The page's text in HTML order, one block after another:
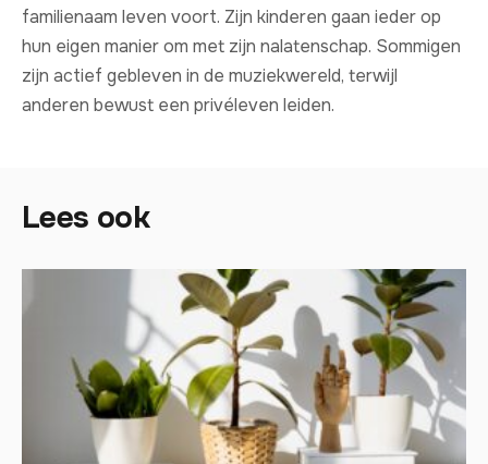
familienaam leven voort. Zijn kinderen gaan ieder op
hun eigen manier om met zijn nalatenschap. Sommigen
zijn actief gebleven in de muziekwereld, terwijl
anderen bewust een privéleven leiden.
Lees ook